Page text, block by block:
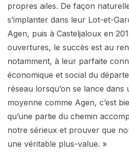
propres ailes. De façon
s’implanter dans leur Lot-et-
Agen, puis à Casteljaloux en
ouvertures, le succès est au
notamment, à leur parfaite
économique et social du
réseau lorsqu’on se lance dans
moyenne comme Agen, c’est
qu’une partie du chemin
notre sérieux et prouver que
une véritable plus-value. »